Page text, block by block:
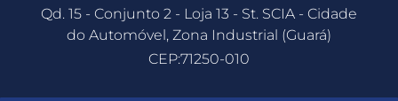
Qd. 15 - Conjunto 2 - Loja 13 - St. SCIA - Cidade
do Automóvel, Zona Industrial (Guará)
CEP:71250-010